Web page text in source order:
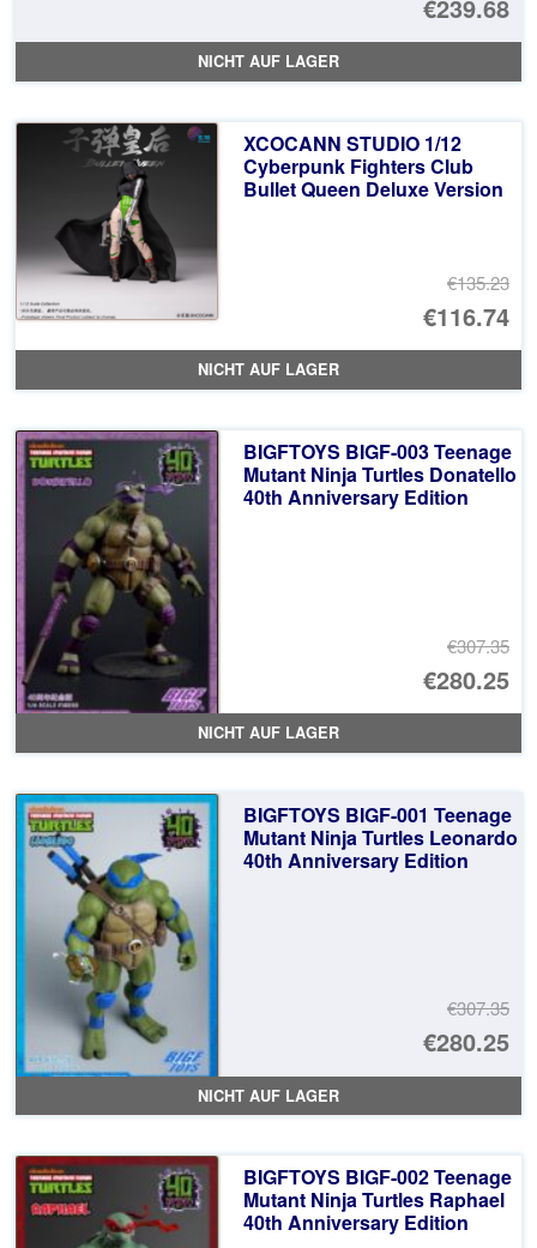
€239.68
NICHT AUF LAGER
XCOCANN STUDIO 1/12
Cyberpunk Fighters Club
Bullet Queen Deluxe Version
€135.23
€116.74
NICHT AUF LAGER
BIGFTOYS BIGF-003 Teenage
Mutant Ninja Turtles Donatello
40th Anniversary Edition
€307.35
€280.25
NICHT AUF LAGER
BIGFTOYS BIGF-001 Teenage
Mutant Ninja Turtles Leonardo
40th Anniversary Edition
€307.35
€280.25
NICHT AUF LAGER
BIGFTOYS BIGF-002 Teenage
Mutant Ninja Turtles Raphael
40th Anniversary Edition